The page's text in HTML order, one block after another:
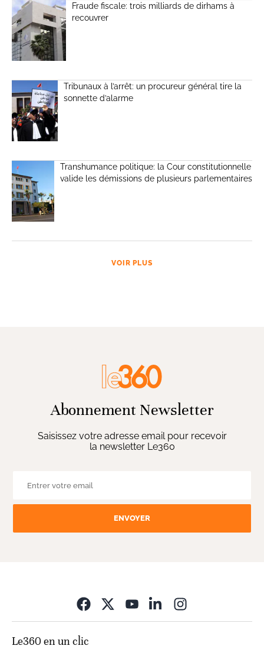
Fraude fiscale: trois milliards de dirhams à
recouvrer
Tribunaux à l’arrêt: un procureur général tire la
sonnette d’alarme
Transhumance politique: la Cour constitutionnelle
valide les démissions de plusieurs parlementaires
VOIR PLUS
Abonnement Newsletter
Saisissez votre adresse email pour recevoir
la newsletter Le360
ENVOYER
Le360 en un clic